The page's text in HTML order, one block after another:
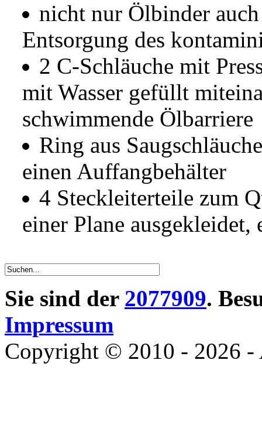
nicht nur Ölbinder
Entsorgung des
2 C-Schläuche mit
mit Wasser gefüllt
schwimmende Ölbarriere
Ring aus
einen Auffangbehälter
4 Steckleiterteile zum
einer Plane
Sie sind der 2077909.
Impressum
Copyright © 2010 - 2026 -